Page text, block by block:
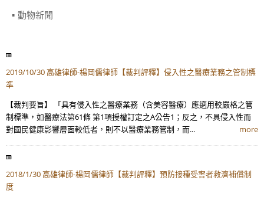
動物新聞
2019/10/30 高雄律師-楊岡儒律師【裁判評釋】侵入性之醫療業務之管制標
準
【裁判要旨】 「具有侵入性之醫療業務（含美容醫療）應適用較嚴格之管
制標準，如醫療法第61條 第1項授權訂定之A公告1；反之，不具侵入性而
對國民健康影響層面較低者，則不以醫療業務管制，而...
more
2018/1/30 高雄律師-楊岡儒律師【裁判評釋】預防接種受害者救濟補償制
度